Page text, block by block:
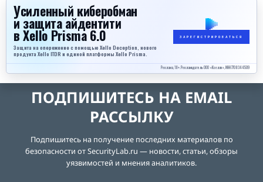
Усиленный киберобман
и защита айдентити
в Xello Prisma 6.0
Защита на опережение с помощью Xello Deception, нового
продукта Xello ITDR и единой платформы Xello Prisma.
ЗАРЕГИСТРИРОВАТЬСЯ
Реклама, 18+. Рекламодатель ООО «Кселло», ИНН 7708344509
ПОДПИШИТЕСЬ НА EMAIL
РАССЫЛКУ
Подпишитесь на получение последних материалов по
безопасности от SecurityLab.ru — новости, статьи, обзоры
уязвимостей и мнения аналитиков.